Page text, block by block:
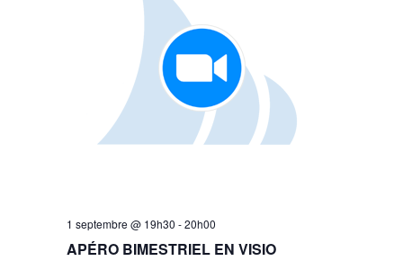
APÉRO BIMESTRIEL EN VISIO
1 septembre @ 19h30 -20h00